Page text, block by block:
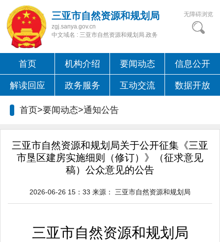
三亚市自然资源和规划局
zgj.sanya.gov.cn
中文域名 : 三亚市自然资源和规划局.政务
无障碍浏览
首页 机构介绍 要闻动态 信息公开
解读回应 政务服务 互动交流 数据开放
首页>要闻动态>通知公告
三亚市自然资源和规划局关于公开征集《三亚
市垦区建房实施细则（修订）》（征求意见
稿）公众意见的公告
2026-06-26 15：33 来源： 三亚市自然资源和规划局
三亚市自然资源和规划局